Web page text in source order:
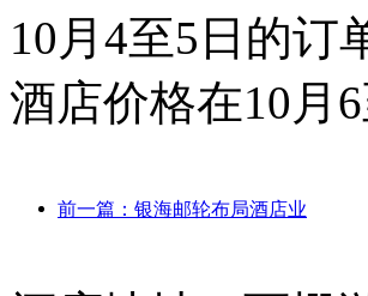
10月4至5日的订
酒店价格在10月
前一篇：银海邮轮布局酒店业